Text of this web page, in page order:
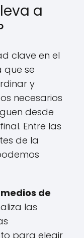
a
clave en el
que se
y
necesarios
desde
Entre las
de la
de
las
para elegir